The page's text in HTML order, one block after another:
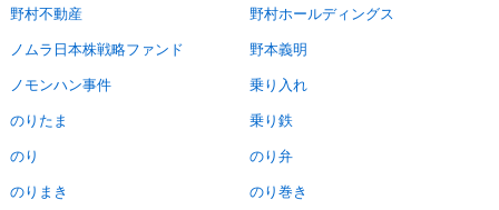
野村不動産 野村ホールディングス
ノムラ日本株戦略ファンド 野本義明
ノモンハン事件 乗り入れ
のりたま 乗り鉄
のり のり弁
のりまき のり巻き